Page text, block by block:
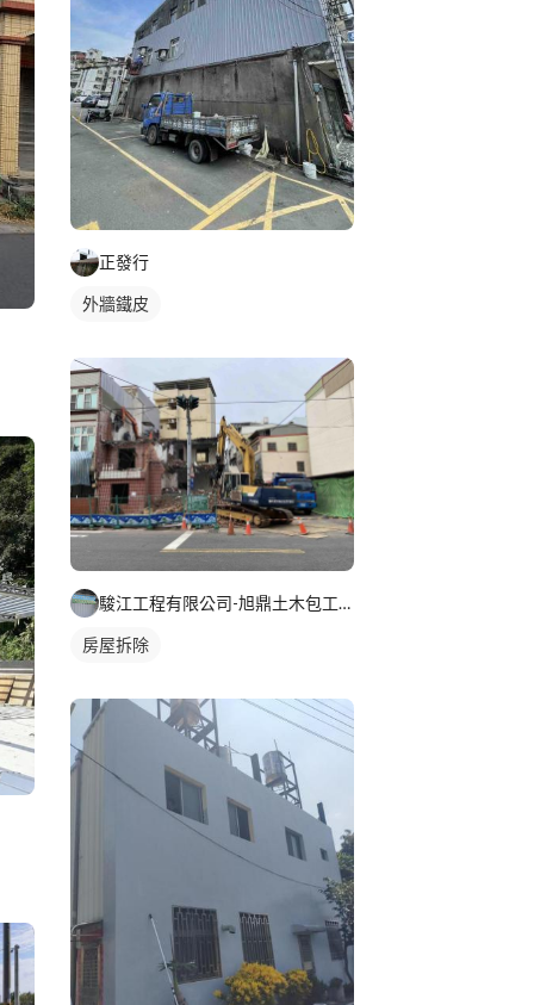
正發行
外牆鐵皮
駿江工程有限公司-旭鼎土木包工業
房屋拆除